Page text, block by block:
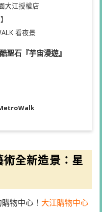
大江授權店
看夜景
酷聖石『芋宙漫遊』
全新造景：星
物中心！ 大江購物中心